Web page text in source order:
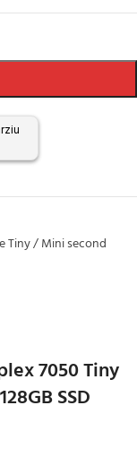
Tiny / Mini second
7050 Tiny
SSD